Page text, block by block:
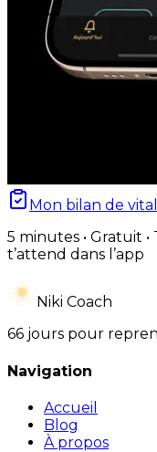
Mon bilan de
5 minutes • Gratuit
t’attend dans l’app
Niki Coach
66 jours pour
Navigation
Accueil
Blog
À propos